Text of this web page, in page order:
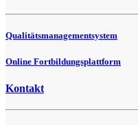
Qualitätsmanagementsystem
Online Fortbildungsplattform
Kontakt